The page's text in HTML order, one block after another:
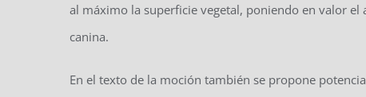
al máximo la superficie vegetal, poniendo en valor
canina.
En el texto de la moción también se propone